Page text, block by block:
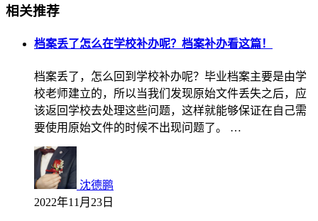
相关推荐
档案丢了怎么在学校补办呢？档案补办看这篇！
档案丢了，怎么回到学校补办呢？毕业档案主要是由学
校老师建立的，所以当我们发现原始文件丢失之后，应
该返回学校去处理这些问题，这样就能够保证在自己需
要使用原始文件的时候不出现问题了。 …
沈德鹏
2022年11月23日